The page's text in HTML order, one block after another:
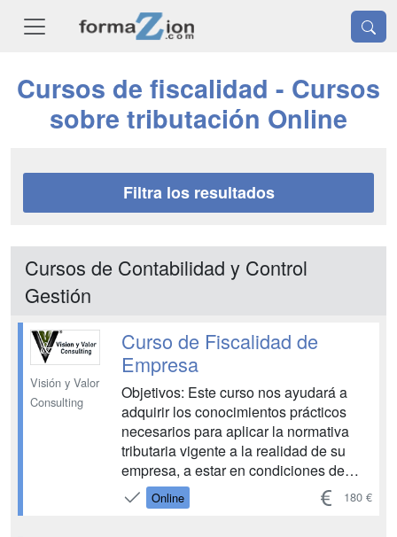
Cursos de fiscalidad - Cursos
sobre tributación Online
Filtra los resultados
Cursos de Contabilidad y Control
Gestión
Visión y Valor
Consulting
Curso de Fiscalidad de
Empresa
Objetivos: Este curso nos ayudará a
adquirir los conocimientos prácticos
necesarios para aplicar la normativa
tributaria vigente a la realidad de su
empresa, a estar en condiciones de
tomar las decisiones más acertadas y
obtener el máximo ahorro fiscal. El
Online 180 €